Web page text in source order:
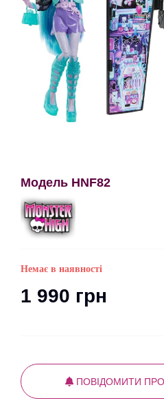
Модель HNF82
Немає в наявності
1 990 грн
ПОВІДОМИТИ